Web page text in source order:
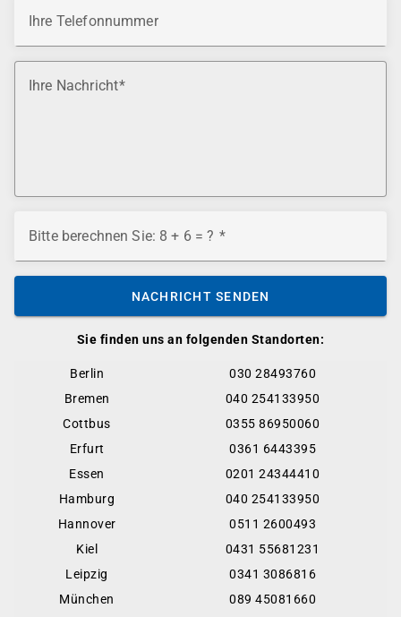
Sie finden uns an folgenden Standorten:
Berlin
030 28493760
Bremen
040 254133950
Cottbus
0355 86950060
Erfurt
0361 6443395
Essen
0201 24344410
Hamburg
040 254133950
Hannover
0511 2600493
Kiel
0431 55681231
Leipzig
0341 3086816
München
089 45081660
Ihre Telefonnummer
Ihre Nachricht
Bitte berechnen Sie: 8 + 6 = ?
NACHRICHT SENDEN